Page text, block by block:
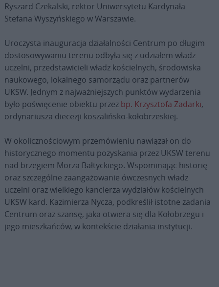
Ryszard Czekalski, rektor Uniwersytetu Kardynała
Stefana Wyszyńskiego w Warszawie.
Uroczysta inauguracja działalności Centrum po długim
dostosowywaniu terenu odbyła się z udziałem władz
uczelni, przedstawicieli władz kościelnych, środowiska
naukowego, lokalnego samorządu oraz partnerów
UKSW. Jednym z najważniejszych punktów wydarzenia
było poświęcenie obiektu przez bp. Krzysztofa Zadarki,
ordynariusza diecezji koszalińsko-kołobrzeskiej.
W okolicznościowym przemówieniu nawiązał on do
historycznego momentu pozyskania przez UKSW terenu
nad brzegiem Morza Bałtyckiego. Wspominając historię
oraz szczególne zaangażowanie ówczesnych władz
uczelni oraz wielkiego kanclerza wydziałów kościelnych
UKSW kard. Kazimierza Nycza, podkreślił istotne zadania
Centrum oraz szansę, jaka otwiera się dla Kołobrzegu i
jego mieszkańców, w kontekście działania instytucji.